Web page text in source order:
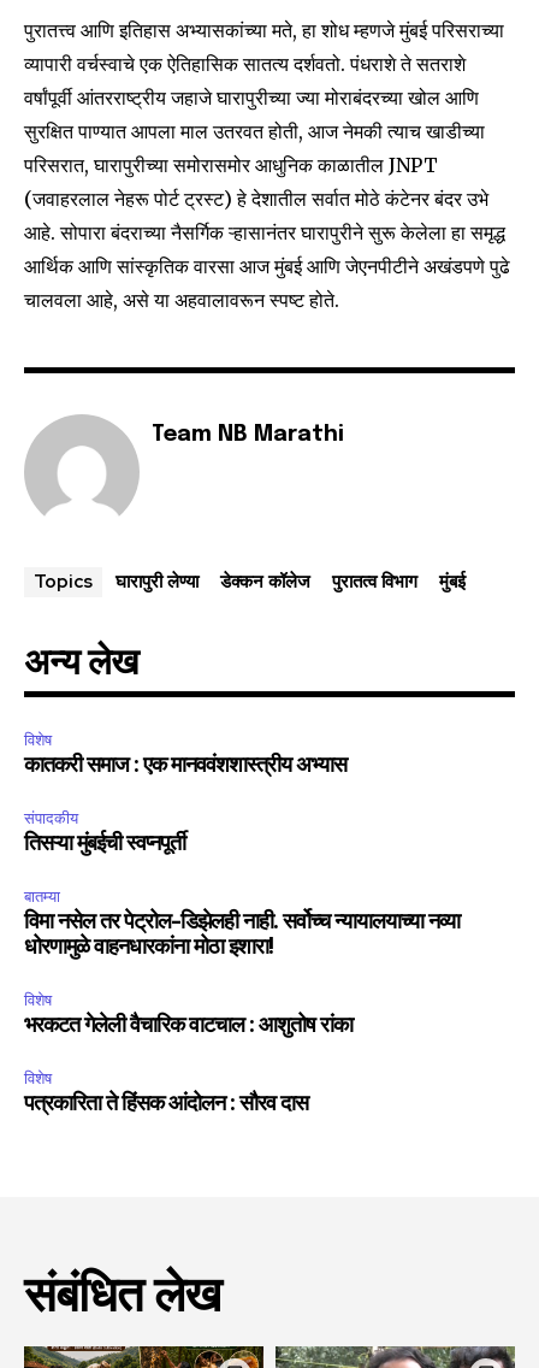
पुरातत्त्व आणि इतिहास अभ्यासकांच्या मते, हा शोध म्हणजे मुंबई परिसराच्या
व्यापारी वर्चस्वाचे एक ऐतिहासिक सातत्य दर्शवतो. पंधराशे ते सतराशे
वर्षांपूर्वी आंतरराष्ट्रीय जहाजे घारापुरीच्या ज्या मोराबंदरच्या खोल आणि
सुरक्षित पाण्यात आपला माल उतरवत होती, आज नेमकी त्याच खाडीच्या
परिसरात, घारापुरीच्या समोरासमोर आधुनिक काळातील JNPT
(जवाहरलाल नेहरू पोर्ट ट्रस्ट) हे देशातील सर्वात मोठे कंटेनर बंदर उभे
आहे. सोपारा बंदराच्या नैसर्गिक ऱ्हासानंतर घारापुरीने सुरू केलेला हा समृद्ध
आर्थिक आणि सांस्कृतिक वारसा आज मुंबई आणि जेएनपीटीने अखंडपणे पुढे
चालवला आहे, असे या अहवालावरून स्पष्ट होते.
Team NB Marathi
Topics घारापुरी लेण्या डेक्कन कॉलेज पुरातत्व विभाग मुंबई
अन्य लेख
विशेष
कातकरी समाज : एक मानववंशशास्त्रीय अभ्यास
संपादकीय
तिसऱ्या मुंबईची स्वप्नपूर्ती
बातम्या
विमा नसेल तर पेट्रोल-डिझेलही नाही. सर्वोच्च न्यायालयाच्या नव्या
धोरणामुळे वाहनधारकांना मोठा इशारा!
विशेष
भरकटत गेलेली वैचारिक वाटचाल : आशुतोष रांका
विशेष
पत्रकारिता ते हिंसक आंदोलन : सौरव दास
संबंधित लेख